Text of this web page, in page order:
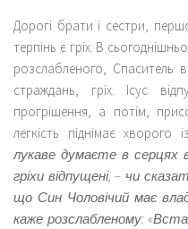
Дорогі брати і сестри,
терпінь є гріх. В
розслабленого, Спаситель
страждань, гріх. Ісус
прогрішення, а потім,
легкість піднімає
лукаве думаєте в серцях
гріхи відпущені, – чи
що Син Чоловічий має
каже розслабленому: